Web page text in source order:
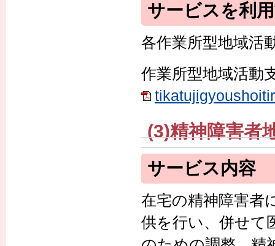
サービスを利
各作業所型地域活
作業所型地域活
(3)精神障害者
サービス内容
在宅の精神障害者
供を行い、併せて